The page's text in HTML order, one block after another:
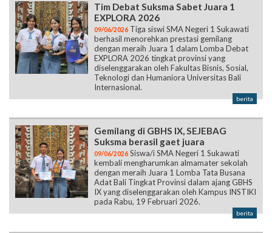
Tim Debat Suksma Sabet Juara 1
EXPLORA 2026
09/06/2026 Tiga siswi SMA Negeri 1 Sukawati
berhasil menorehkan prestasi gemilang
dengan meraih Juara 1 dalam Lomba Debat
EXPLORA 2026 tingkat provinsi yang
diselenggarakan oleh Fakultas Bisnis, Sosial,
Teknologi dan Humaniora Universitas Bali
Internasional.
berita
Gemilang di GBHS IX, SEJEBAG
Suksma berasil gaet juara
09/06/2026 Siswa/i SMA Negeri 1 Sukawati
kembali mengharumkan almamater sekolah
dengan meraih Juara 1 Lomba Tata Busana
Adat Bali Tingkat Provinsi dalam ajang GBHS
IX yang diselenggarakan oleh Kampus INSTIKI
pada Rabu, 19 Februari 2026.
berita